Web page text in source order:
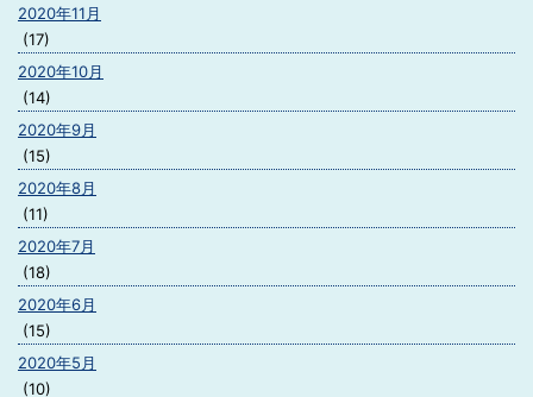
2020年11月
(17)
2020年10月
(14)
2020年9月
(15)
2020年8月
(11)
2020年7月
(18)
2020年6月
(15)
2020年5月
(10)